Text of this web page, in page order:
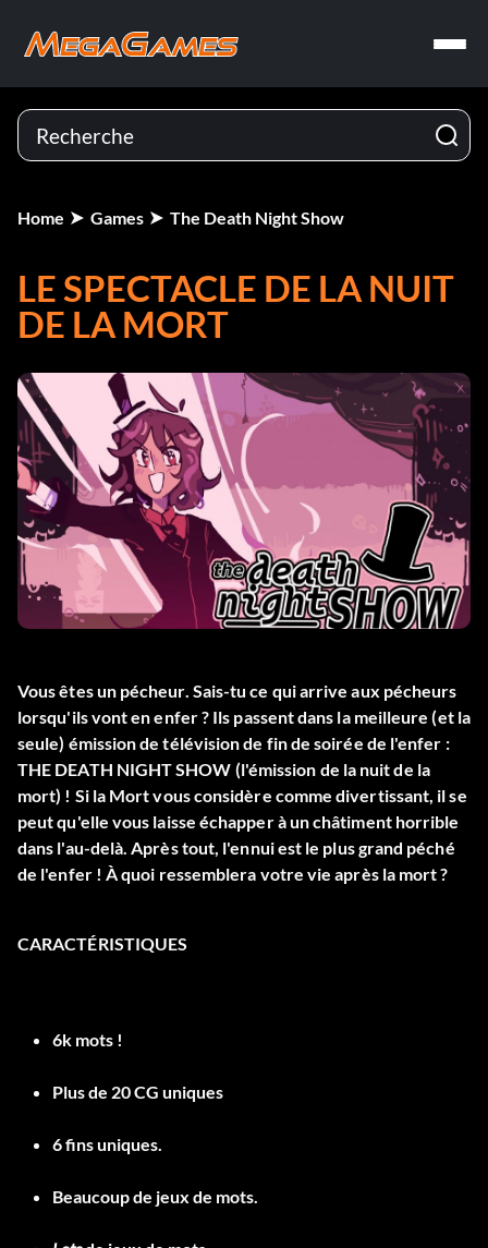
Home Games The Death Night Show
LE SPECTACLE DE LA NUIT
DE LA MORT
Vous êtes un pécheur. Sais-tu ce qui arrive aux pécheurs
lorsqu'ils vont en enfer ? Ils passent dans la meilleure (et la
seule) émission de télévision de fin de soirée de l'enfer :
THE DEATH NIGHT SHOW (l'émission de la nuit de la
mort) ! Si la Mort vous considère comme divertissant, il se
peut qu'elle vous laisse échapper à un châtiment horrible
dans l'au-delà. Après tout, l'ennui est le plus grand péché
de l'enfer ! À quoi ressemblera votre vie après la mort ?
CARACTÉRISTIQUES
6k mots !
Plus de 20 CG uniques
6 fins uniques.
Beaucoup de jeux de mots.